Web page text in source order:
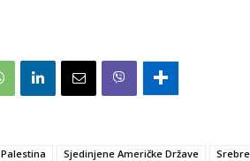
Palestina Sjedinjene Američke Države